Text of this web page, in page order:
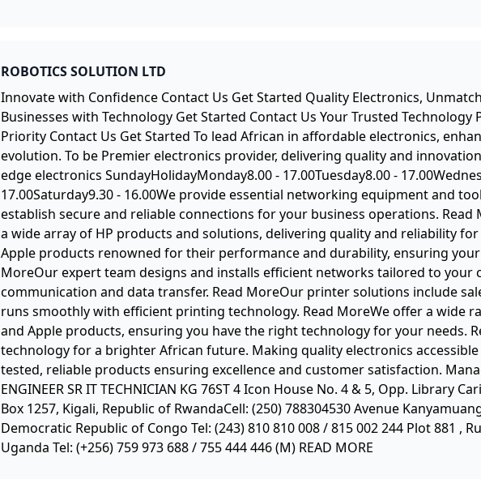
ROBOTICS SOLUTION LTD
Innovate with Confidence Contact Us Get Started Quality Electronics,
Businesses with Technology Get Started Contact Us Your Trusted
Priority Contact Us Get Started To lead African in affordable electronics,
evolution. To be Premier electronics provider, delivering quality and
edge electronics SundayHolidayMonday8.00 - 17.00Tuesday8.00 -
17.00Saturday9.30 - 16.00We provide essential networking equipment and
establish secure and reliable connections for your business operations.
a wide array of HP products and solutions, delivering quality and reliability
Apple products renowned for their performance and durability, ensuring
MoreOur expert team designs and installs efficient networks tailored to your
communication and data transfer. Read MoreOur printer solutions include
runs smoothly with efficient printing technology. Read MoreWe offer a wide
and Apple products, ensuring you have the right technology for your needs.
technology for a brighter African future. Making quality electronics
tested, reliable products ensuring excellence and customer satisfaction.
ENGINEER SR IT TECHNICIAN KG 76ST 4 Icon House No. 4 & 5, Opp. Library
Box 1257, Kigali, Republic of RwandaCell: (250) 788304530 Avenue
Democratic Republic of Congo Tel: (243) 810 810 008 / 815 002 244 Plot 881 ,
Uganda Tel: (+256) 759 973 688 / 755 444 446 (M) READ MORE